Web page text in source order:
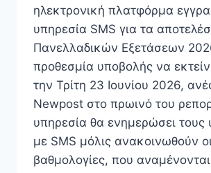
ηλεκτρονική πλατφόρμα
υπηρεσία SMS για τα
Πανελλαδικών Εξετάσεων
προθεσμία υποβολής να
την Τρίτη 23 Ιουνίου 2026,
Newpost στο πρωινό του
υπηρεσία θα ενημερώσει τους
με SMS μόλις ανακοινωθούν
βαθμολογίες, που